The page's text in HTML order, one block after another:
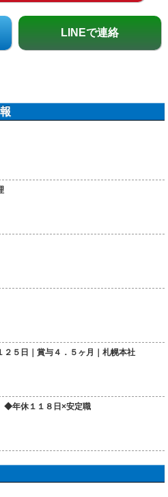
LINEで連絡
２５日｜賞与４．５ヶ月｜札幌本社
年休１１８日×安定職